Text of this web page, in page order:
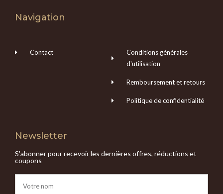
Navigation
Contact
Conditions générales
d'utilisation
Remboursement et retours
Politique de confidentialité
Newsletter
S'abonner pour recevoir les dernières offres, réductions et
coupons